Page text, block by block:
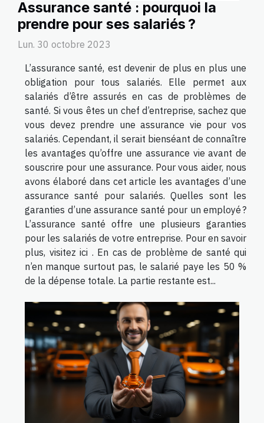
Assurance santé : pourquoi la
prendre pour ses salariés ?
Lun. 30 octobre 2023
L’assurance santé, est devenir de plus en plus une
obligation pour tous salariés. Elle permet aux
salariés d’être assurés en cas de problèmes de
santé. Si vous êtes un chef d’entreprise, sachez que
vous devez prendre une assurance vie pour vos
salariés. Cependant, il serait bienséant de connaître
les avantages qu’offre une assurance vie avant de
souscrire pour une assurance. Pour vous aider, nous
avons élaboré dans cet article les avantages d’une
assurance santé pour salariés. Quelles sont les
garanties d’une assurance santé pour un employé ?
L’assurance santé offre une plusieurs garanties
pour les salariés de votre entreprise. Pour en savoir
plus, visitez ici . En cas de problème de santé qui
n’en manque surtout pas, le salarié paye les 50 %
de la dépense totale. La partie restante est...